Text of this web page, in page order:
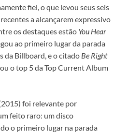
fiel, o que levou seus seis
a alcançarem expressivo
os destaques estão You Hear
ao primeiro lugar da parada
da Billboard, e o citado Be Right
o top 5 da Top Current Album
foi relevante por
feito raro: um disco
o primeiro lugar na parada